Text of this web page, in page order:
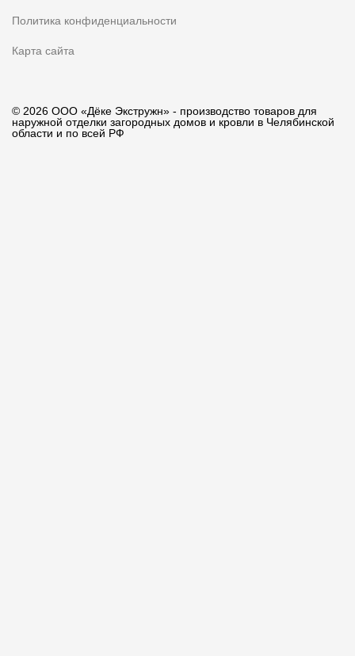
Политика конфиденциальности
Карта сайта
© 2026 ООО «Дёке Экстружн» - производство товаров для
наружной отделки загородных домов и кровли в Челябинской
области и по всей РФ